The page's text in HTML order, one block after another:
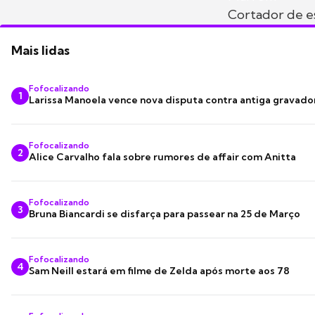
Cortador de
Mais lidas
1
Fofocalizando
Larissa Manoela vence nova disputa contra antiga
2
Fofocalizando
Alice Carvalho fala sobre rumores de affair com Anitta
3
Fofocalizando
Bruna Biancardi se disfarça para passear na 25 de Março
4
Fofocalizando
Sam Neill estará em filme de Zelda após morte aos 78